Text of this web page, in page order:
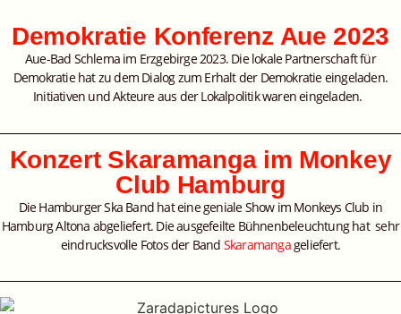
Demokratie Konferenz Aue 2023
Aue-Bad Schlema im Erzgebirge 2023. Die lokale Partnerschaft für
Demokratie hat zu dem Dialog zum Erhalt der Demokratie eingeladen.
Initiativen und Akteure aus der Lokalpolitik waren eingeladen.
Konzert Skaramanga im Monkey
Club Hamburg
Die Hamburger Ska Band hat eine geniale Show im Monkeys Club in
Hamburg Altona abgeliefert. Die ausgefeilte Bühnenbeleuchtung hat sehr
eindrucksvolle Fotos der Band Skaramangageliefert.